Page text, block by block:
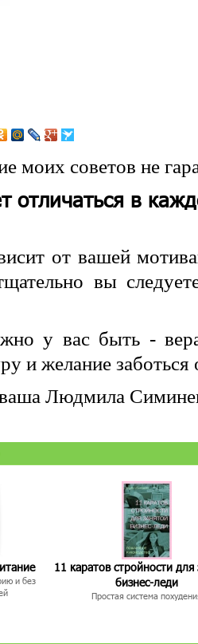
моих советов не
отличаться в
от вашей
вы
у вас быть -
и желание заботься
Людмила
и без
11 каратов стройности для
бизнес-леди
Простая система